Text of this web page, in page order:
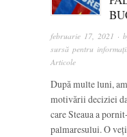
februarie 17, 2021 ·
sursă pentru
Articole
După multe luni,
motivării deciziei
care Steaua a
palmaresului. O